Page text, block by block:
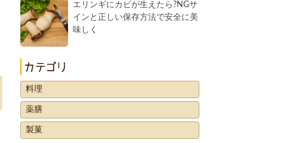
エリンギにカビが生えたら?NGサ
インと正しい保存方法で安全に美
味しく
料理
薬膳
製菓